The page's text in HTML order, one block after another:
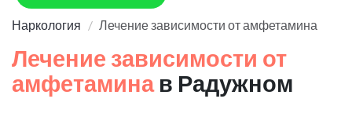
Наркология Лечение зависимости от амфетамина
Лечение зависимости от
амфетамина в Радужном